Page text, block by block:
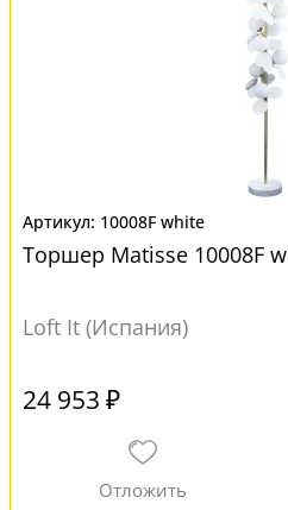
10008F white
Торшер Matisse 10008F
Loft It (Испания)
24 953 ₽